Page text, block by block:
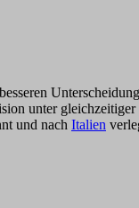
unter
und nach Italien